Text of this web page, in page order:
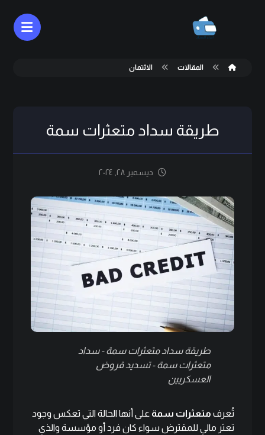
المقالات الائتمان
طريقة سداد متعثرات سمة
ديسمبر ٢٨, ٢٠٢٤
طريقة سداد متعثرات سمة - سداد
متعثرات سمة - تسديد قروض
العسكريين
تُعرف متعثرات سمة على أنها الحالة التي تعكس وجود
تعثر مالي للمقترض سواء كان فرد أو مؤسسة والذي